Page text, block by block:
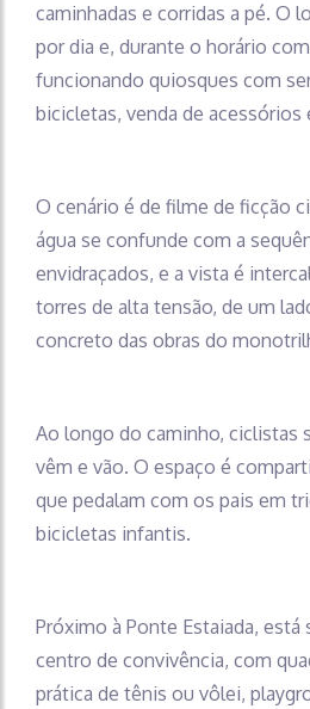
caminhadas e corridas a pé. O
por dia e, durante o horário
funcionando quiosques com
bicicletas, venda de acessórios
O cenário é de filme de ficção
água se confunde com a
envidraçados, e a vista é
torres de alta tensão, de um
concreto das obras do
Ao longo do caminho, ciclistas
vêm e vão. O espaço é
que pedalam com os pais em
bicicletas infantis.
Próximo à Ponte Estaiada,
centro de convivência, com
prática de tênis ou vôlei,